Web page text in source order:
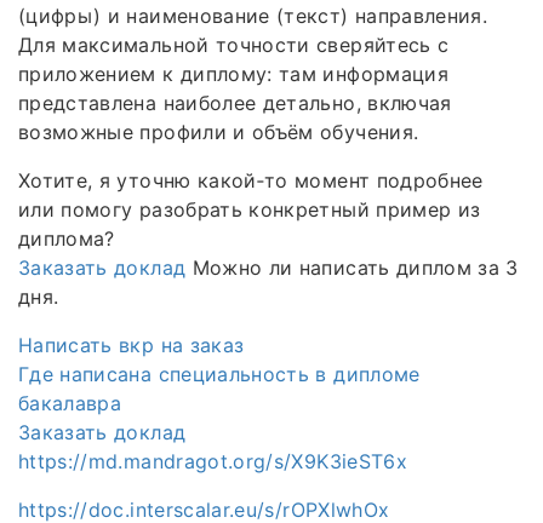
(цифры) и наименование (текст) направления.
Для максимальной точности сверяйтесь с
приложением к диплому: там информация
представлена наиболее детально, включая
возможные профили и объём обучения.
Хотите, я уточню какой‑то момент подробнее
или помогу разобрать конкретный пример из
диплома?
Заказать доклад Можно ли написать диплом за 3
дня.
Написать вкр на заказ
Где написана специальность в дипломе
бакалавра
Заказать доклад
https://md.mandragot.org/s/X9K3ieST6x
https://doc.interscalar.eu/s/rOPXlwhOx